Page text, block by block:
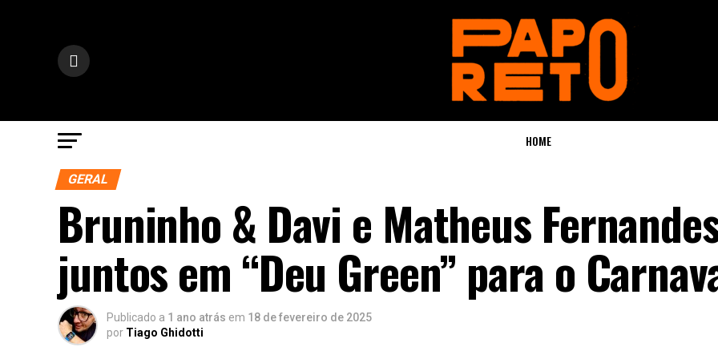
HOME
GERAL
Bruninho & Davi e Matheus
juntos em “Deu Green” para o
Publicado a 1 ano atrás em 18 de fevereiro de 2025
por Tiago Ghidotti